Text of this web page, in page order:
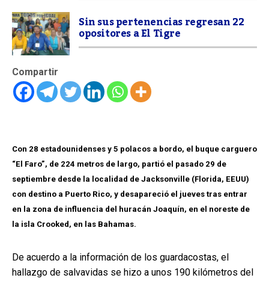
Sin sus pertenencias regresan 22
opositores a El Tigre
Compartir
Con 28 estadounidenses y 5 polacos a bordo, el buque carguero
“El Faro”, de 224 metros de largo, partió el pasado 29 de
septiembre desde la localidad de Jacksonville (Florida, EEUU)
con destino a Puerto Rico, y desapareció el jueves tras entrar
en la zona de influencia del huracán Joaquín, en el noreste de
la isla Crooked, en las Bahamas.
De acuerdo a la información de los guardacostas, el
hallazgo de salvavidas se hizo a unos 190 kilómetros del